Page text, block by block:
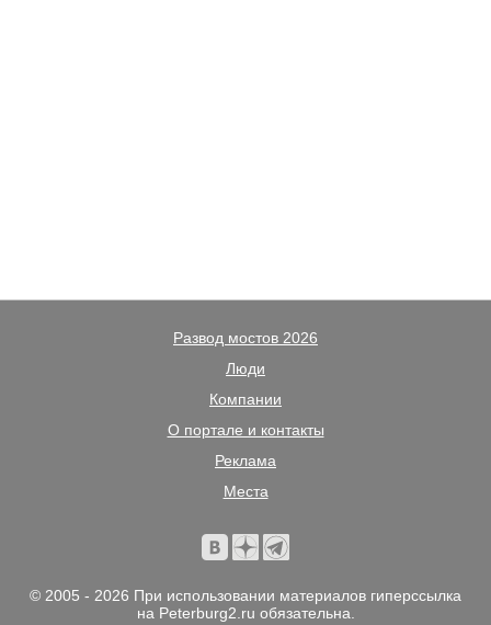
Развод мостов 2026
Люди
Компании
О портале и контакты
Реклама
Места
© 2005 - 2026 При использовании материалов гиперссылка
на Peterburg2.ru обязательна.